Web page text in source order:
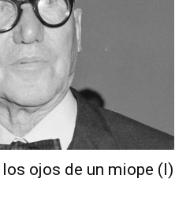
ojos de un miope (I)